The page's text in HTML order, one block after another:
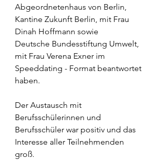
Abgeordnetenhaus von Berlin,
Kantine Zukunft Berlin, mit Frau
Dinah Hoffmann sowie
Deutsche Bundesstiftung Umwelt,
mit Frau Verena Exner im
Speeddating - Format beantwortet
haben.
Der Austausch mit
Berufsschülerinnen und
Berufsschüler war positiv und das
Interesse aller Teilnehmenden
groß.